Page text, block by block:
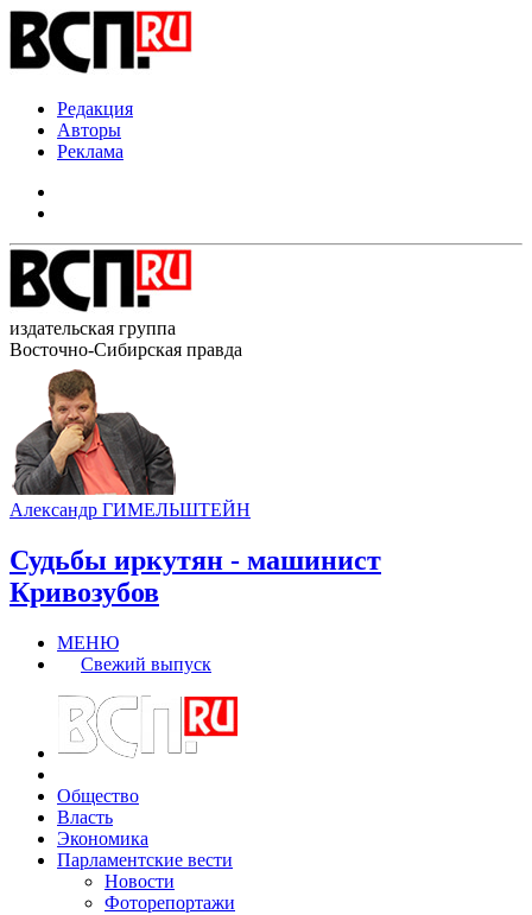
Редакция
Авторы
Реклама
издательская группа
Восточно-Сибирская правда
Александр ГИМЕЛЬШТЕЙН
Судьбы иркутян - машинист
Кривозубов
МЕНЮ
Свежий выпуск
Общество
Власть
Экономика
Парламентские вести
Новости
Фоторепортажи